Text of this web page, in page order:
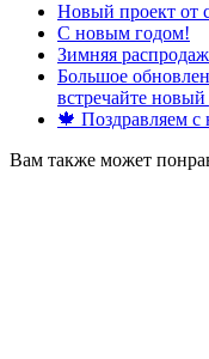
Новый проект от
С новым годом!
Зимняя
Большое
встречайте
🍁 Поздравляем с
Вам также может